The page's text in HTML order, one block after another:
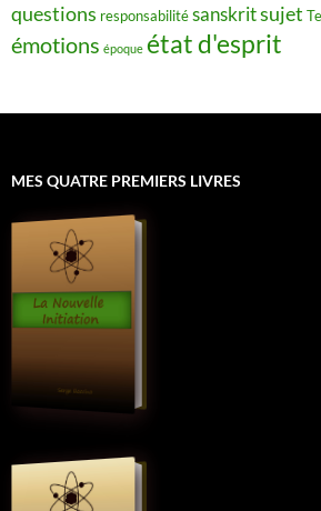
questions responsabilitésanskritsujet
émotions époque état d'esprit
MES QUATRE PREMIERS LIVRES